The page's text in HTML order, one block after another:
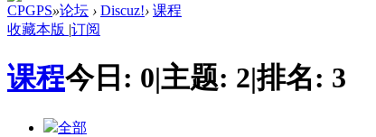
CPGPS»论坛 › Discuz!› 课程
收藏本版 |订阅
课程今日: 0|主题: 2|排名: 3
全部